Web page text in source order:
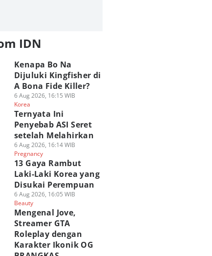
IDN
Kenapa Bo Na
Dijuluki Kingfisher di
A Bona Fide Killer?
6 Aug 2026, 16:15 WIB
Korea
Ternyata Ini
Penyebab ASI Seret
setelah Melahirkan
6 Aug 2026, 16:14 WIB
Pregnancy
13 Gaya Rambut
Laki-Laki Korea yang
Disukai Perempuan
6 Aug 2026, 16:05 WIB
Beauty
Mengenal Jove,
Streamer GTA
Roleplay dengan
Karakter Ikonik OG